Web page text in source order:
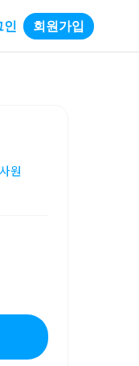
인 회원가입
원